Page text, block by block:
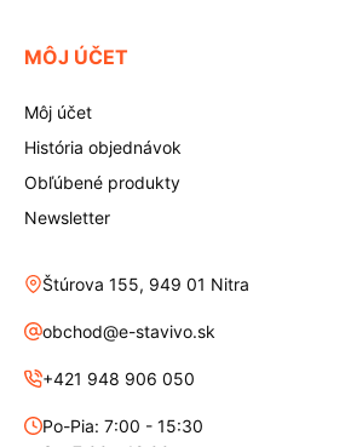
MÔJ ÚČET
Môj účet
História objednávok
Obľúbené produkty
Newsletter
Štúrova 155, 949 01 Nitra
obchod@e-stavivo.sk
+421 948 906 050
Po-Pia: 7:00 - 15:30